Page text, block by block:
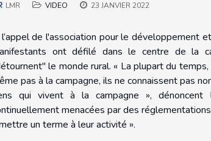
LMR VIDEO 23 JANVIER 2022
de l'association pour le développement
ont défilé dans le centre de la
le monde rural. « La plupart du
pas à la campagne, ils ne connaissent pas
qui vivent à la campagne »,
menacées par des
un terme à leur activité ».